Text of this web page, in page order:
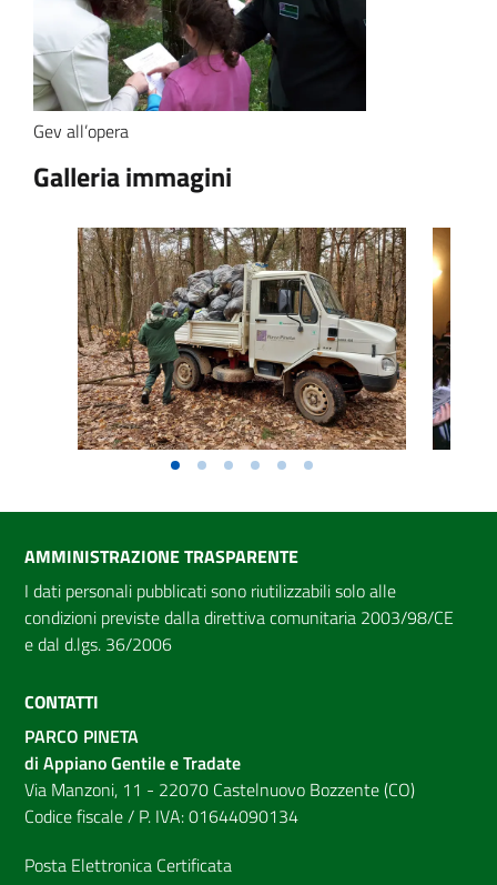
Gev all’opera
Galleria immagini
AMMINISTRAZIONE TRASPARENTE
I dati personali pubblicati sono riutilizzabili solo alle
condizioni previste dalla direttiva comunitaria 2003/98/CE
e dal d.lgs. 36/2006
CONTATTI
PARCO PINETA
di Appiano Gentile e Tradate
Via Manzoni, 11 - 22070 Castelnuovo Bozzente (CO)
Codice fiscale / P. IVA: 01644090134
Posta Elettronica Certificata